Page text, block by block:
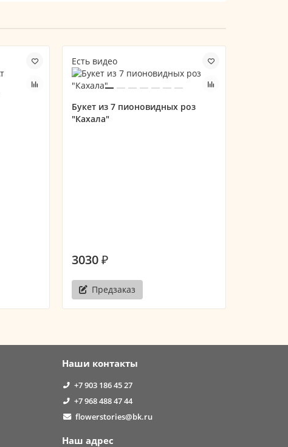
Есть видео
Букет из 7 пионовидных роз
"Кахала"
3030 ₽
Предзаказ
Наши контакты
+7 903 186 45 27
+7 968 488 47 44
flowerstories@bk.ru
Наш адрес